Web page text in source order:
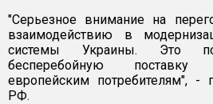
"Серьезное внимание на
взаимодействию в
системы Украины. Это
бесперебойную поставку
европейским потребителям", -
РФ.